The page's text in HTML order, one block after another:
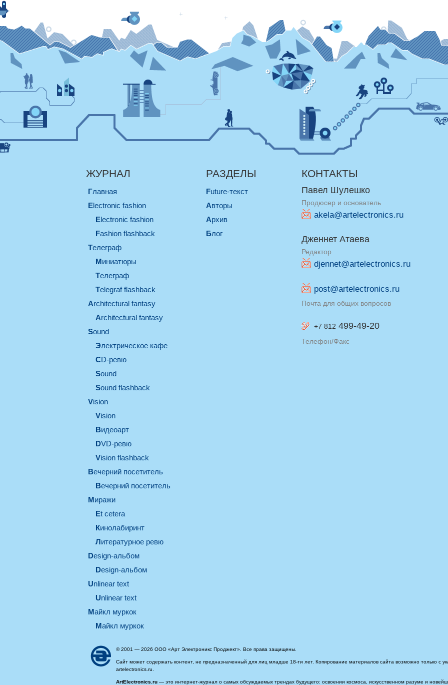
ЖУРНАЛ
Главная
electronic fashion
electronic fashion
Fashion flashback
телеграф
миниатюры
телеграф
Telegraf flashback
architectural fantasy
architectural fantasy
sound
электрическое кафе
CD-ревю
sound
Sound flashback
vision
vision
видеоарт
DVD-ревю
Vision flashback
вечерний посетитель
вечерний посетитель
миражи
et cetera
кинолабиринт
литературное ревю
design-альбом
design-альбом
unlinear text
Unlinear text
майкл муркок
майкл муркок
РАЗДЕЛЫ
Future-текст
Авторы
Архив
Блог
КОНТАКТЫ
Павел Шулешко
Продюсер и основатель
akela@artelectronics.ru
Дженнет Атаева
Редактор
djennet@artelectronics.ru
post@artelectronics.ru
Почта для общих вопросов
+7 812 499-49-20
Телефон/Факс
© 2001 — 2026 ООО «Арт Электроникс Проджект». Все права защищены.
Сайт может содержать контент, не предназначенный для лиц младше 18-ти лет. Копирование материалов сайта возможно только с
artelectronics.ru.
ArtElectronics.ru — это интернет-журнал о самых обсуждаемых трендах будущего: освоении космоса, искусственном разуме и